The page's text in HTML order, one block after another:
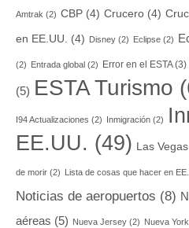
Amtrak (2) CBP (4) Crucero (4)
en EE.UU. (4) Disney (2) Eclipse (2)
(2) Entrada global (2) Error en el ESTA(3)
(5) ESTA Turismo
I94 Actualizaciones (2) Inmigración (2)
EE.UU. (49) Las Vegas
de morir (2) Lista de cosas que hacer en
Noticias de aeropuertos (8)
aéreas (5) Nueva Jersey (2) Nueva York